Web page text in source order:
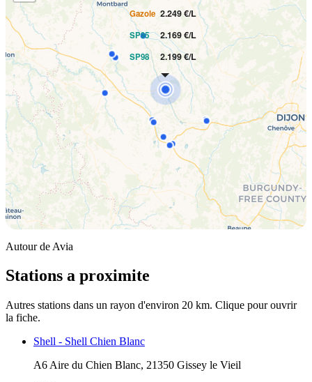
Gazole 2.249 €/L
SP95 2.169 €/L
SP98 2.199 €/L
Autour de Avia
Stations a proximite
Autres stations dans un rayon d'environ 20 km. Clique pour ouvrir
la fiche.
Shell - Shell Chien Blanc
A6 Aire du Chien Blanc, 21350 Gissey le Vieil